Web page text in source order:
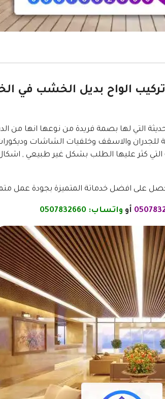
ديكورات بديل الخشب الدمام ت: 0507832660 تركيب
التي لها بصمة فريدة من نوعها انها من
والاسقف وخلفيات الشاشات
التي كثر عليها الطلب بشكل غير طبيعي ,
على افضل خدماتة المتميزة بجودة عمل
أو واتساب:0507832660